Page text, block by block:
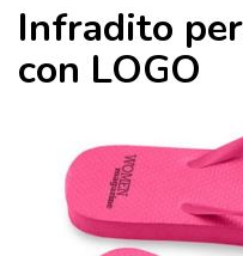
Infradito
con LOGO